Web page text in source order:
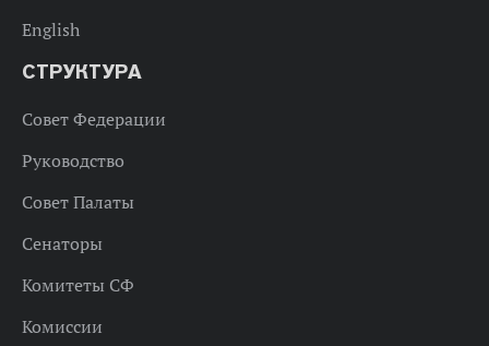
English
СТРУКТУРА
Совет Федерации
Руководство
Совет Палаты
Сенаторы
Комитеты СФ
Комиссии